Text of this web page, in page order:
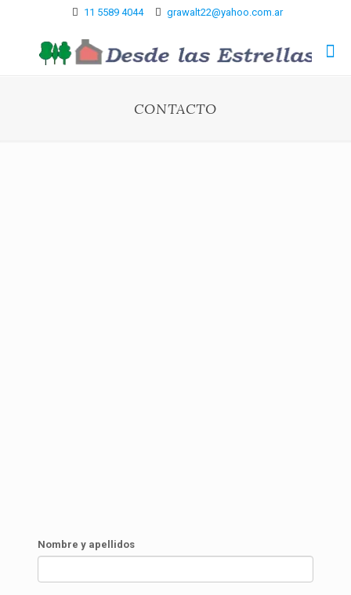
11 5589 4044 grawalt22@yahoo.com.ar
CONTACTO
Nombre y apellidos